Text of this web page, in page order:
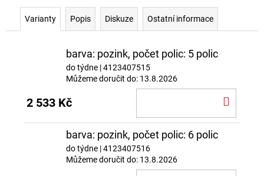
Varianty Popis Diskuze Ostatní informace
barva: pozink, počet polic: 5 polic
do týdne | 4123407515
Můžeme doručit do: 13.8.2026
2 533 Kč
barva: pozink, počet polic: 6 polic
do týdne | 4123407516
Můžeme doručit do: 13.8.2026